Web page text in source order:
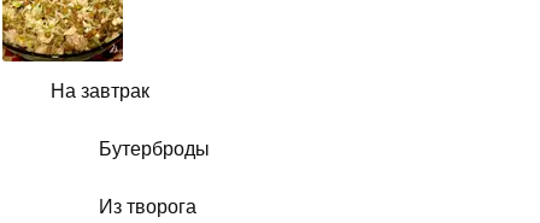
На завтрак
Бутерброды
Из творога